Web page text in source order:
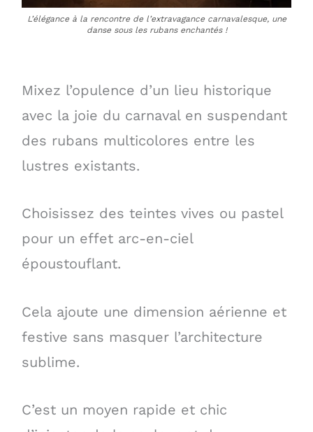
L’élégance à la rencontre de l’extravagance carnavalesque, une
danse sous les rubans enchantés !
Mixez l’opulence d’un lieu historique
avec la joie du carnaval en suspendant
des rubans multicolores entre les
lustres existants.
Choisissez des teintes vives ou pastel
pour un effet arc-en-ciel
époustouflant.
Cela ajoute une dimension aérienne et
festive sans masquer l’architecture
sublime.
C’est un moyen rapide et chic